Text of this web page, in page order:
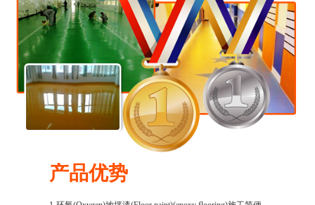
产品优势